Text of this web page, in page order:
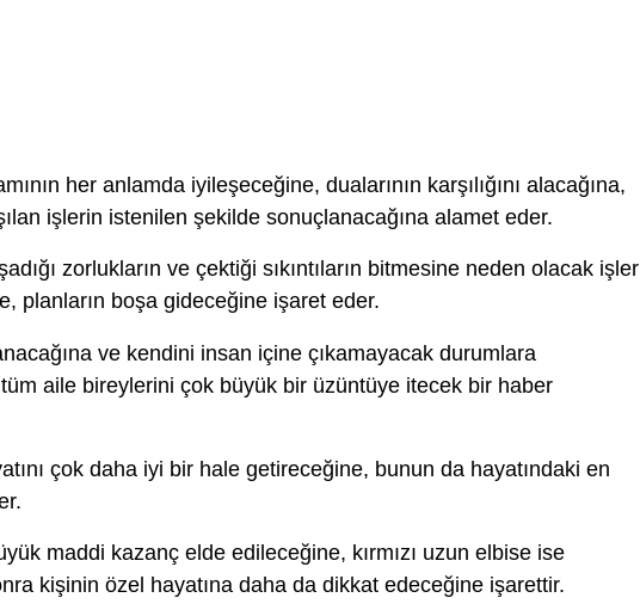
her anlamda iyileşeceğine, dualarının karşılığını alacağına,
işlerin istenilen şekilde sonuçlanacağına alamet eder.
zorlukların ve çektiği sıkıntıların bitmesine neden olacak işler
planların boşa gideceğine işaret eder.
ve kendini insan içine çıkamayacak durumlara
aile bireylerini çok büyük bir üzüntüye itecek bir haber
çok daha iyi bir hale getireceğine, bunun da hayatındaki en
maddi kazanç elde edileceğine, kırmızı uzun elbise ise
kişinin özel hayatına daha da dikkat edeceğine işarettir.